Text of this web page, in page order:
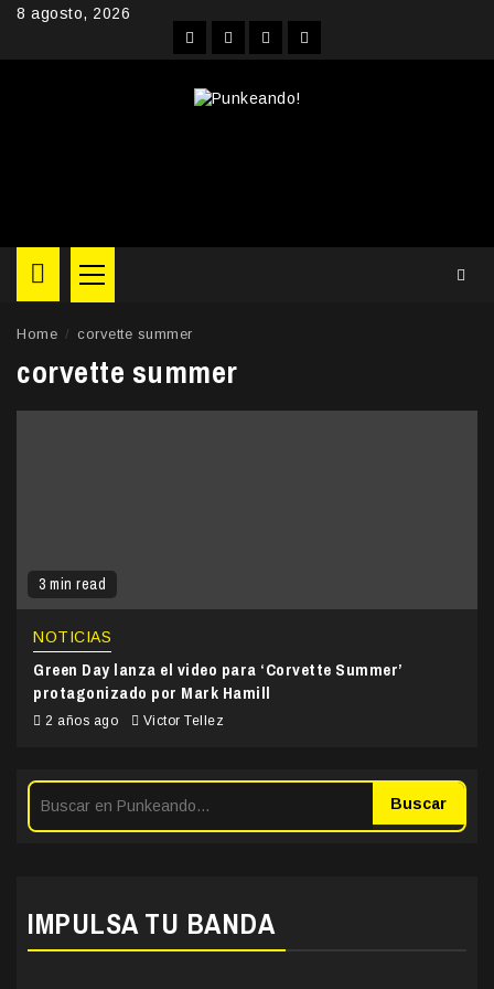
Skip8 agosto, 2026
FacebookInstagram
YouTubeTwitter
Primary
Menu
Home corvette summer
corvette summer
3 min read
NOTICIAS
Green Day lanza el video para ‘Corvette Summer’
protagonizado por Mark Hamill
2 años ago Victor Tellez
Buscar
IMPULSA TU BANDA